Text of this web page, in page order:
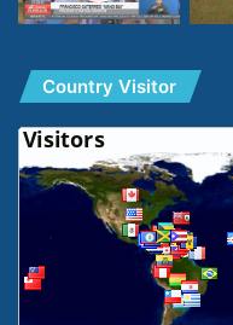
Country Visitor